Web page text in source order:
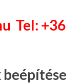
Tel: +36
beépítése